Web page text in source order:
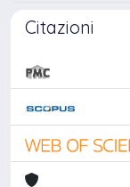
Citazioni